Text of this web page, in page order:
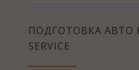
ПОДГОТОВКА АВТО
SERVICE